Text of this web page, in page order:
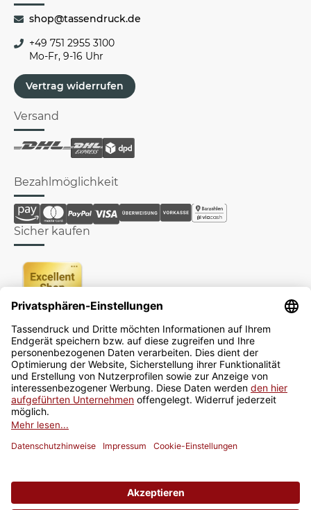
shop@tassendruck.de
+49 751 2955 3100
Mo-Fr, 9-16 Uhr
Vertrag widerrufen
Versand
Bezahlmöglichkeit
Sicher kaufen
Newsletter